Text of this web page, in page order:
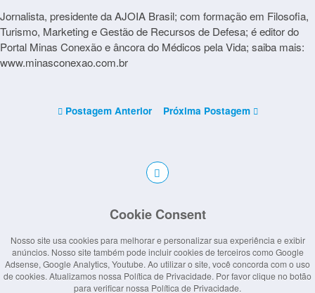
Jornalista, presidente da AJOIA Brasil; com formação em Filosofia,
Turismo, Marketing e Gestão de Recursos de Defesa; é editor do
Portal Minas Conexão e âncora do Médicos pela Vida; saiba mais:
www.minasconexao.com.br
Postagem Anterior Próxima Postagem